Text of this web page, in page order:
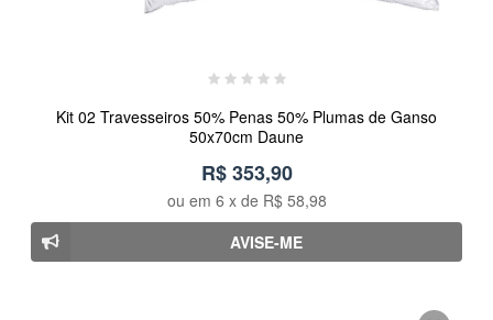
Kit 02 Travesseiros 50% Penas 50% Plumas de Ganso
50x70cm Daune
R$ 353,90
ou em 6 x de R$ 58,98
AVISE-ME